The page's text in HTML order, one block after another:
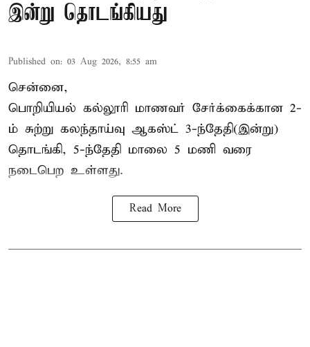
இன்று தொடங்கியது
Published on: 03 Aug 2026, 8:55 am
சென்னை,
பொறியியல் கல்லூரி மாணவர் சேர்க்கைக்கான 2-
ம் சுற்று கலந்தாய்வு ஆகஸ்ட் 3-ந்தேதி(இன்று)
தொடங்கி, 5-ந்தேதி மாலை 5 மணி வரை
நடைபெற உள்ளது.
Read More